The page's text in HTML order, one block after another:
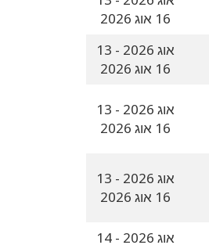
16 אוג 2026
13 אוג 2026
-
16 אוג 2026
13 אוג 2026
-
16 אוג 2026
13 אוג 2026
-
16 אוג 2026
14 אוג 2026
-